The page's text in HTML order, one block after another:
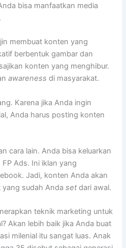
bisa manfaatkan media
membuat konten yang
berbentuk gambar dan
konten yang menghibur.
awarenessdi masyarakat.
Karena jika Anda ingin
Anda harus posting konten
cara lain. Anda bisa keluarkan
Ads. Ini iklan yang
Jadi, konten Anda akan
yang sudah Andasetdari awal.
teknik marketing untuk
Akan lebih baik jika Anda buat
milenial itu sangat luas. Anak